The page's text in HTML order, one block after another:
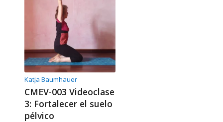
Katja Baumhauer
CMEV-003 Videoclase
3: Fortalecer el suelo
pélvico